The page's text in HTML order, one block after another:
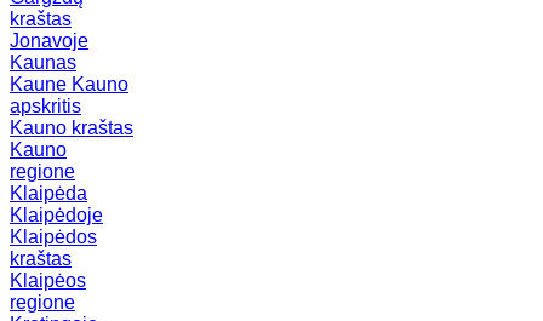
kraštas
Jonavoje
Kaunas
Kaune Kauno
apskritis
Kauno kraštas
Kauno
regione
Klaipėda
Klaipėdoje
Klaipėdos
kraštas
Klaipėos
regione